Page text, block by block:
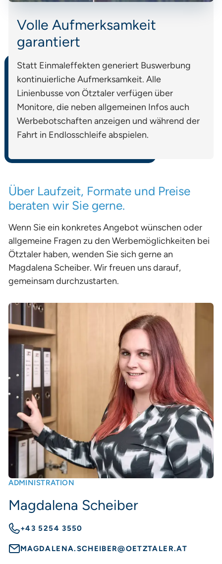
Volle Aufmerksamkeit
garantiert
Statt Einmaleffekten generiert Buswerbung
kontinuierliche Aufmerksamkeit. Alle
Linienbusse von Ötztaler verfügen über
Monitore, die neben allgemeinen Infos auch
Werbebotschaften anzeigen und während der
Fahrt in Endlosschleife abspielen.
Über Laufzeit, Formate und Preise
beraten wir Sie gerne.
Wenn Sie ein konkretes Angebot wünschen oder
allgemeine Fragen zu den Werbemöglichkeiten bei
Ötztaler haben, wenden Sie sich gerne an
Magdalena Scheiber. Wir freuen uns darauf,
gemeinsam durchzustarten.
ADMINISTRATION
Magdalena Scheiber
+43 5254 3550
MAGDALENA.SCHEIBER@OETZTALER.AT